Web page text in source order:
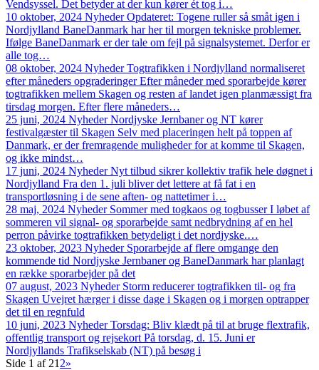
Vendsyssel. Det betyder at der kun kører ét tog i…
10 oktober, 2024 Nyheder Opdateret: Togene ruller så småt igen i
Nordjylland BaneDanmark har her til morgen tekniske problemer.
Ifølge BaneDanmark er der tale om fejl på signalsystemet. Derfor er
alle tog…
08 oktober, 2024 Nyheder Togtrafikken i Nordjylland normaliseret
efter måneders opgraderinger Efter måneder med sporarbejde kører
togtrafikken mellem Skagen og resten af landet igen planmæssigt fra
tirsdag morgen. Efter flere måneders…
25 juni, 2024 Nyheder Nordjyske Jernbaner og NT kører
festivalgæster til Skagen Selv med placeringen helt på toppen af
Danmark, er der fremragende muligheder for at komme til Skagen,
og ikke mindst…
17 juni, 2024 Nyheder Nyt tilbud sikrer kollektiv trafik hele døgnet i
Nordjylland Fra den 1. juli bliver det lettere at få fat i en
transportløsning i de sene aften- og nattetimer i…
28 maj, 2024 Nyheder Sommer med togkaos og togbusser I løbet af
sommeren vil signal- og sporarbejde samt nedbrydning af en hel
perron påvirke togtrafikken betydeligt i det nordjyske.…
23 oktober, 2023 Nyheder Sporarbejde af flere omgange den
kommende tid Nordjyske Jernbaner og BaneDanmark har planlagt
en række sporarbejder på det
07 august, 2023 Nyheder Storm reducerer togtrafikken til- og fra
Skagen Uvejret hærger i disse dage i Skagen og i morgen optrapper
det til en regnfuld
10 juni, 2023 Nyheder Torsdag: Bliv klædt på til at bruge flextrafik,
offentlig transport og rejsekort På torsdag, d. 15. Juni er
Nordjyllands Trafikselskab (NT) på besøg i
Side 1 af 21 2»